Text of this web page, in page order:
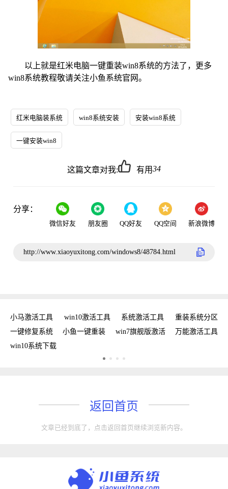
以上就是红米电脑一键重装win8系统的方法了，更多
win8系统教程敬请关注小鱼系统官网。
红米电脑装系统 win8系统安装 安装win8系统
一键安装win8
这篇文章对我: 有用34
分享：
微信好友 朋友圈 QQ好友 QQ空间 新浪微博
http://www.xiaoyuxitong.com/windows8/48784.html
小马激活工具 win10激活工具 系统激活工具
重装系统分区
一键修复系统
小鱼一键重装 win7旗舰版激活
万能激活工具
win10系统下载
返回首页
文章已经到底了，点击返回首页继续浏览新内容。